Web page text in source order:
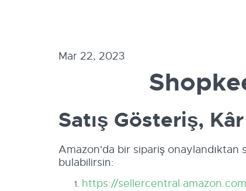
Mar 22, 2023
Satış Gösteriş, Kâr
Amazon'da bir sipariş onaylandıktan
bulabilirsin:
https://